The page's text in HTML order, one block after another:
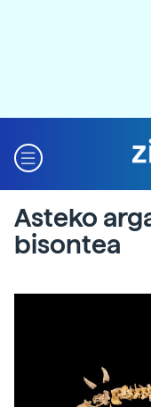
Asteko
bisontea